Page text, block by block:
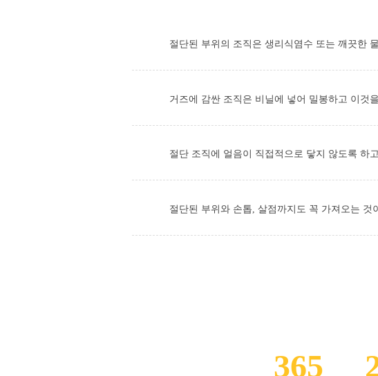
절단된 부위의 조직은 생리식염수 또는 깨끗한
거즈에 감싼 조직은 비닐에 넣어 밀봉하고 이것
절단 조직에 얼음이 직접적으로 닿지 않도록 하
절단된 부위와 손톱, 살점까지도 꼭 가져오는 것
365